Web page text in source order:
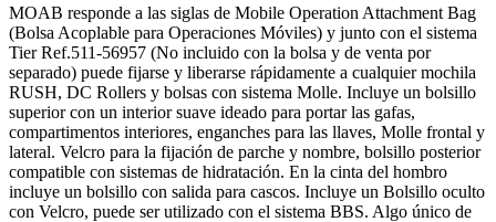
MOAB responde a las siglas de Mobile Operation Attachment Bag
(Bolsa Acoplable para Operaciones Móviles) y junto con el sistema
Tier Ref.511-56957 (No incluido con la bolsa y de venta por
separado) puede fijarse y liberarse rápidamente a cualquier mochila
RUSH, DC Rollers y bolsas con sistema Molle. Incluye un bolsillo
superior con un interior suave ideado para portar las gafas,
compartimentos interiores, enganches para las llaves, Molle frontal y
lateral. Velcro para la fijación de parche y nombre, bolsillo posterior
compatible con sistemas de hidratación. En la cinta del hombro
incluye un bolsillo con salida para cascos. Incluye un Bolsillo oculto
con Velcro, puede ser utilizado con el sistema BBS. Algo único de